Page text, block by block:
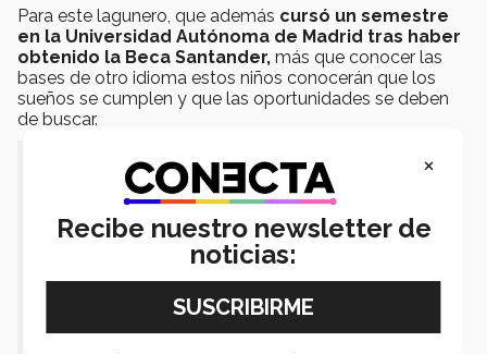
Para este lagunero, que además cursó un semestre
en la Universidad Autónoma de Madrid tras haber
obtenido la Beca Santander, más que conocer las
bases de otro idioma estos niños conocerán que los
sueños se cumplen y que las oportunidades se deben
de buscar.
Nuestro objetivo primordial es que
desarrollen sueños y metas, que sepan
que hay algo más afuera de la
comunidad y que existen un millón de
oportunidades a las que pueden tener
acceso, como nosotros que somos
×
Recibe nuestro newsletter de
noticias: